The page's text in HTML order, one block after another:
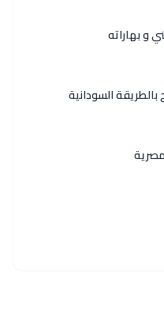
و بهاراته
السودانية